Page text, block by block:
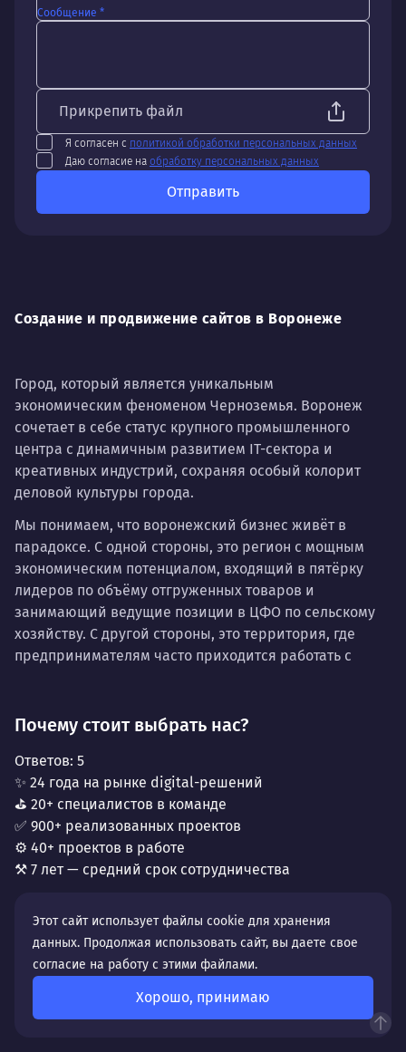
Сообщение *
Прикрепить файл
Я согласен с политикой обработки персональных данных
Даю согласие на обработку персональных данных
Отправить
Создание и продвижение сайтов в Воронеже
Город, который является уникальным
экономическим феноменом Черноземья. Воронеж
сочетает в себе статус крупного промышленного
центра с динамичным развитием IT-сектора и
креативных индустрий, сохраняя особый колорит
деловой культуры города.
Мы понимаем, что воронежский бизнес живёт в
парадоксе. С одной стороны, это регион с мощным
экономическим потенциалом, входящий в пятёрку
лидеров по объёму отгруженных товаров и
занимающий ведущие позиции в ЦФО по сельскому
хозяйству. С другой стороны, это территория, где
предпринимателям часто приходится работать с
Сайт здесь становится не просто коммерческим
переводчиком с языка «воронежской
обстоятельности» на язык «федеральной
эффективности».
Разработка и продвижение в Воронеже требует
особого умения: балансировать между глубокой
региональной идентичностью и требованиями
комфортен для местного клиента, привыкшего к
определённому стилю общения, но при этом
соответствовать высоким стандартам столичных и
международных партнёров, которые оценивают вас
по первому клику.
Почему стоит выбрать нас?
Ответов: 5
✨ 24 года на рынке digital-решений
⛳ 20+ специалистов в команде
✅ 900+ реализованных проектов
⚙️ 40+ проектов в работе
⚒️ 7 лет — средний срок сотрудничества
Этот сайт использует файлы cookie для хранения
данных. Продолжая использовать сайт, вы даете свое
согласие на работу с этими файлами.
Хорошо, принимаю